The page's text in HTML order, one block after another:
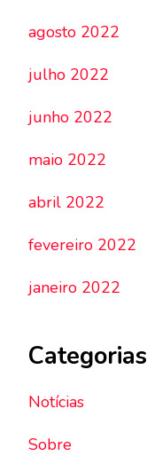
agosto 2022
julho 2022
junho 2022
maio 2022
abril 2022
fevereiro 2022
janeiro 2022
Categorias
Notícias
Sobre